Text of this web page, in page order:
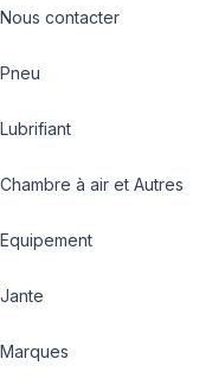
Nous contacter
Pneu
Lubrifiant
Chambre à air et Autres
Equipement
Jante
Marques